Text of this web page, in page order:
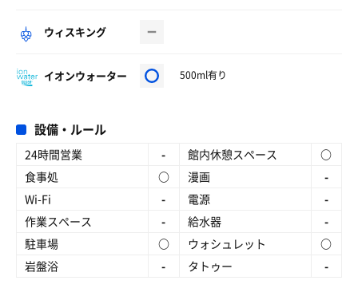
ウィスキング
イオンウォーター 500ml有り
設備・ルール
24時間営業 - 館内休憩スペース
○
食事処
○ 漫画
-
Wi-Fi
- 電源
-
作業スペース
- 給水器
-
駐車場
○ ウォシュレット
○
岩盤浴
- タトゥー -